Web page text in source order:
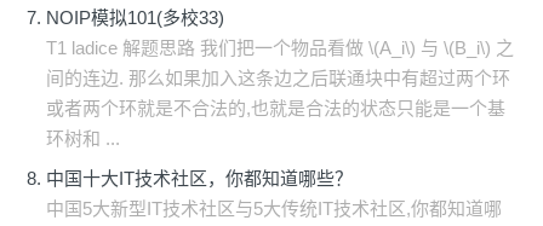
NOIP模拟101(多校33)
T1 ladice 解题思路 我们把一个物品看做 \(A_i\) 与 \(B_i\) 之
间的连边. 那么如果加入这条边之后联通块中有超过两个环
或者两个环就是不合法的,也就是合法的状态只能是一个基
环树和 ...
中国十大IT技术社区，你都知道哪些？
中国5大新型IT技术社区与5大传统IT技术社区,你都知道哪